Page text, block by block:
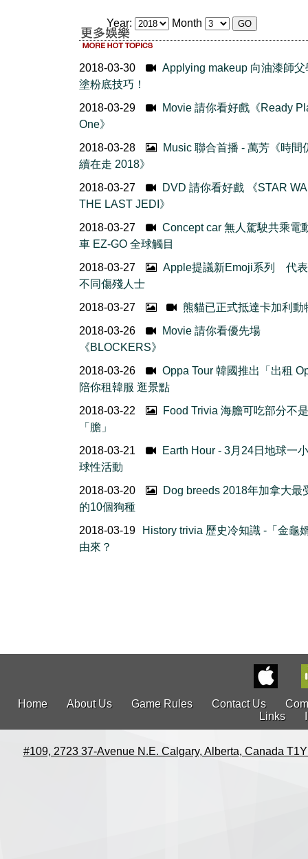
Year: Month
2018-03-30
Applying makeup 向油漆師父
塗粉底技巧！
2018-03-29
Movie 請你看好戲《Ready
One》
2018-03-28
Music 聯合首播 - 萬芳《時間
續在走 2018》
2018-03-27
DVD 請你看好戲 《STAR
THE LAST JEDI》
2018-03-27
Concept car 無人駕駛共乘電
車 EZ-GO 全球觸目
2018-03-27
Apple提議新Emoji系列 代
不同傷殘人士
2018-03-27
熊貓已正式抵達卡加利動
2018-03-26
Movie 請你看優先場
《BLOCKERS》
2018-03-26
Oppa Tour 韓國推出「出租
陪你租韓服 逛景點
2018-03-22
Food Trivia 海膽可吃部分不是
「膽」
2018-03-21
Earth Hour - 3月24日地球一
球性活動
2018-03-20
Dog breeds 2018年加拿大最
的10個狗種
2018-03-19
History trivia 歷史冷知識 -「金龜
由來？
Home About Us Game Rules Contact Us
Links
#109, 2723 37-Avenue N.E. Calgary, Alberta, Canada